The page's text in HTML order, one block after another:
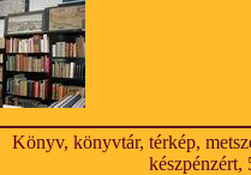
Könyv, könyvtár, térkép,
készpénzért,